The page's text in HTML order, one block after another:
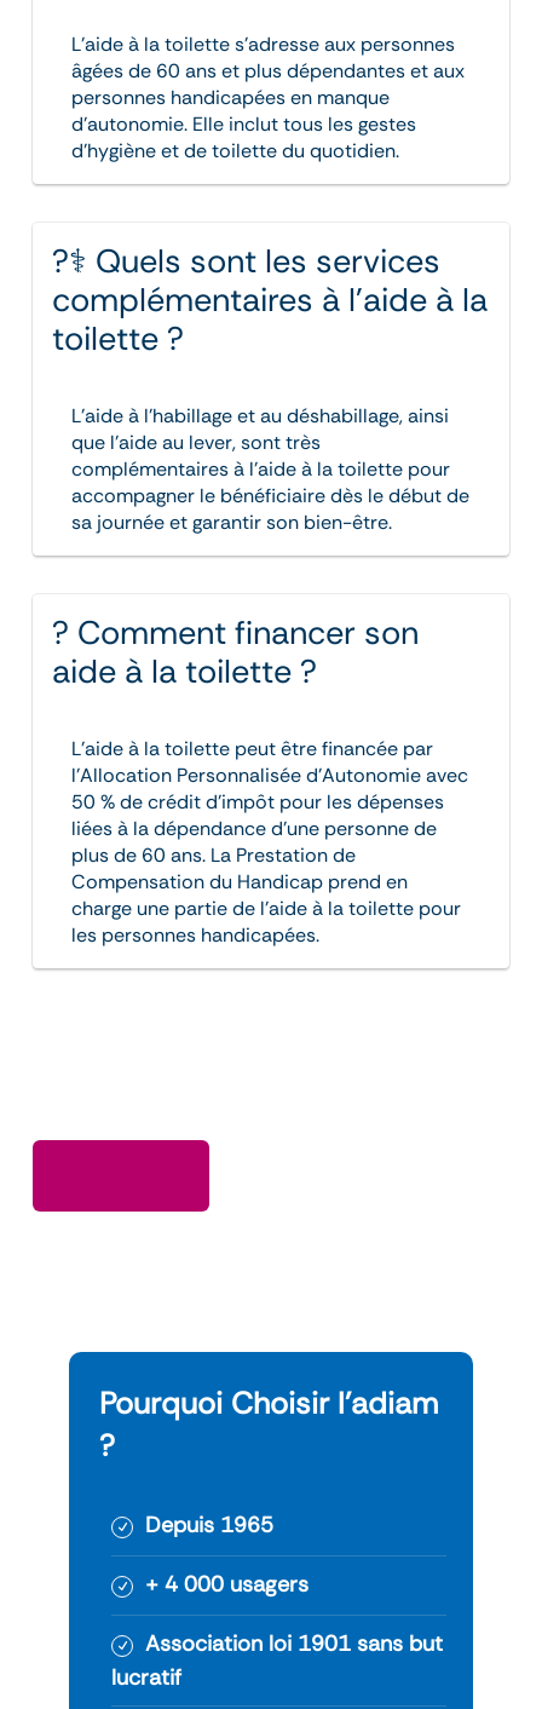
L’aide à la toilette s’adresse aux personnes
âgées de 60 ans et plus dépendantes et aux
personnes handicapées en manque
d’autonomie. Elle inclut tous les gestes
d’hygiène et de toilette du quotidien.
?‍⚕️ Quels sont les services
complémentaires à l’aide à la
toilette ?
L’aide à l’habillage et au déshabillage, ainsi
que l’aide au lever, sont très
complémentaires à l’aide à la toilette pour
accompagner le bénéficiaire dès le début de
sa journée et garantir son bien-être.
? Comment financer son
aide à la toilette ?
L’aide à la toilette peut être financée par
l’Allocation Personnalisée d’Autonomie avec
50 % de crédit d’impôt pour les dépenses
liées à la dépendance d’une personne de
plus de 60 ans. La Prestation de
Compensation du Handicap prend en
charge une partie de l’aide à la toilette pour
les personnes handicapées.
Pourquoi Choisir l’adiam
?
Depuis 1965
+ 4 000 usagers
Association loi 1901 sans but
lucratif